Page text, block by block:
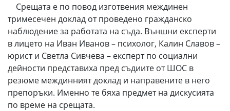
Срещата е по повод изготвения междинен
тримесечен доклад от проведено гражданско
наблюдение за работата на съда. Външни експерти
в лицето на Иван Иванов – психолог, Калин Славов –
юрист и Светла Сивчева – експерт по социални
дейности представиха пред съдиите от ШОС в
резюме междинният доклад и направените в него
препоръки. Именно те бяха предмет на дискусията
по време на срещата.